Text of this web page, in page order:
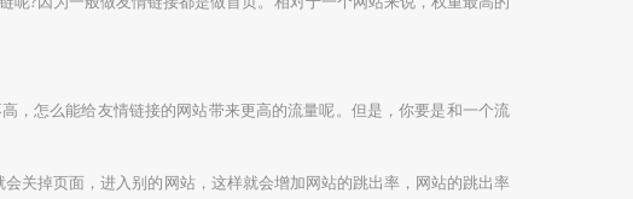
，怎么能给友情链接的网站带来更高的流量呢。但是，你要是和一个流
关掉页面，进入别的网站，这样就会增加网站的跳出率，网站的跳出率